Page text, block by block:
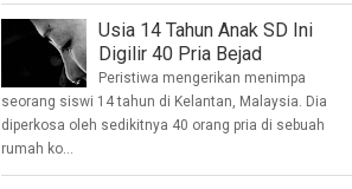
Usia 14 Tahun Anak SD Ini
Digilir 40 Pria Bejad
Peristiwa mengerikan menimpa
seorang siswi 14 tahun di Kelantan, Malaysia. Dia
diperkosa oleh sedikitnya 40 orang pria di sebuah
rumah ko...